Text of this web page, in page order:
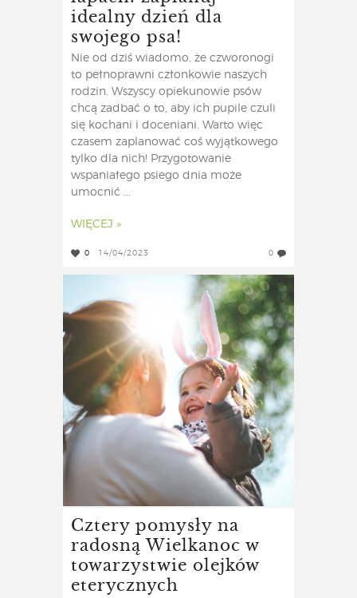
idealny dzień dla
swojego psa!
Nie od dziś wiadomo, że czworonogi
to pełnoprawni członkowie naszych
rodzin. Wszyscy opiekunowie psów
chcą zadbać o to, aby ich pupile czuli
się kochani i doceniani. Warto więc
czasem zaplanować coś wyjątkowego
tylko dla nich! Przygotowanie
wspaniałego psiego dnia może
umocnić ...
WIĘCEJ »
0 14/04/2023 0
Cztery pomysły na
radosną Wielkanoc w
towarzystwie olejków
eterycznych